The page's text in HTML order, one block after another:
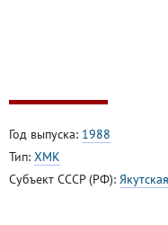
Год выпуска: 1988
Тип: ХМК
Субъект СССР (РФ):